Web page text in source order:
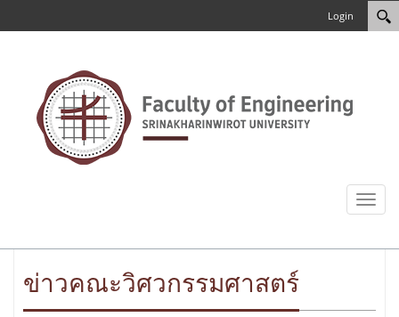
Login
Toggle
ข่าวคณะวิศวกรรมศาสตร์